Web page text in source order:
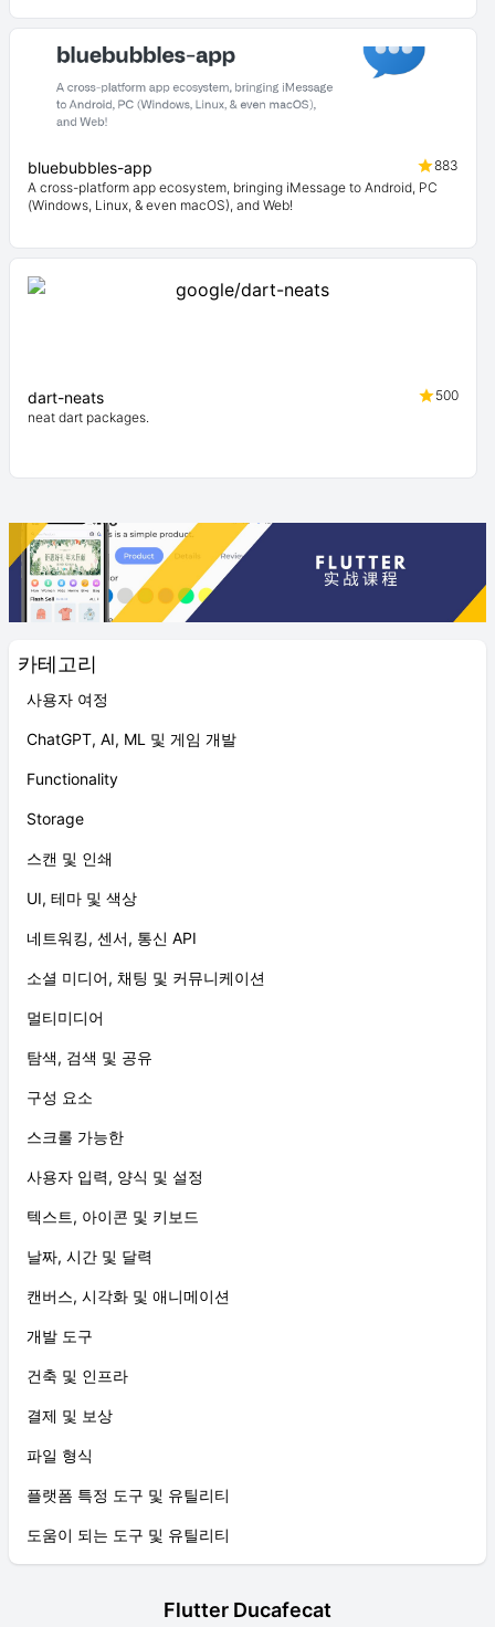
카테고리
사용자 여정
ChatGPT, AI, ML 및 게임 개발
Functionality
Storage
스캔 및 인쇄
UI, 테마 및 색상
네트워킹, 센서, 통신 API
소셜 미디어, 채팅 및 커뮤니케이션
멀티미디어
탐색, 검색 및 공유
구성 요소
스크롤 가능한
사용자 입력, 양식 및 설정
텍스트, 아이콘 및 키보드
날짜, 시간 및 달력
캔버스, 시각화 및 애니메이션
개발 도구
건축 및 인프라
결제 및 보상
파일 형식
플랫폼 특정 도구 및 유틸리티
도움이 되는 도구 및 유틸리티
bluebubbles-app
883
A cross-platform app ecosystem, bringing iMessage to Android, PC
(Windows, Linux, & even macOS), and Web!
dart-neats
500
neat dart packages.
Flutter Ducafecat